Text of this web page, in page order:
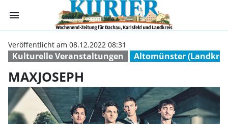
menu MAXJOSEPH |
Kulturelle Veranstaltungen Altomünster
Veröffentlicht am 08.12.2022 08:31
MAXJOSEPH